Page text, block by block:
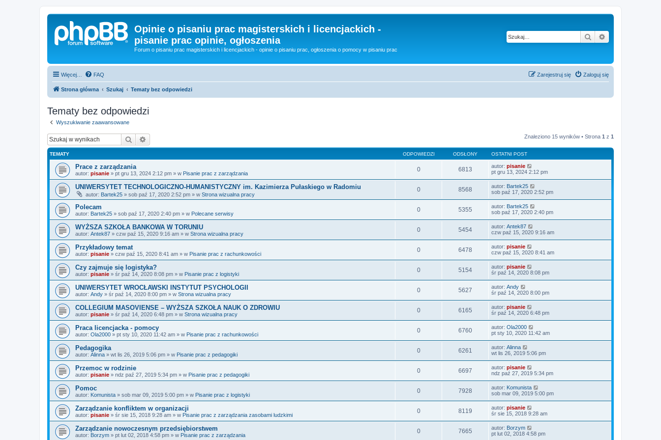
Opinie o pisaniu prac magisterskich i licencjackich -
pisanie prac opinie, ogłoszenia
Forum o pisaniu prac magisterskich i licencjackich - opinie o pisaniu prac, ogłoszenia o pomocy w pisaniu prac
Szukaj
Więcej… FAQ Zaloguj się
Zarejestruj się
Strona główna Szukaj Tematy bez odpowiedzi
Tematy bez odpowiedzi
Wyszukiwanie zaawansowane
Szukaj Znaleziono 15 wyników • Strona 1 z 1
TEMATY ODPOWIEDZI ODSŁONY OSTATNI POST
Prace z zarządzania
autor: pisanie » pt gru 13, 2024 2:12 pm » w Pisanie prac z zarządzania
0 6813 autor: pisanie
pt gru 13, 2024 2:12 pm
UNIWERSYTET TECHNOLOGICZNO-HUMANISTYCZNY im. Kazimierza Pułaskiego w Radomiu
autor: Bartek25 » sob paź 17, 2020 2:52 pm » w Strona wizualna pracy
0 8568 autor: Bartek25
sob paź 17, 2020 2:52 pm
Polecam
autor: Bartek25 » sob paź 17, 2020 2:40 pm » w Polecane serwisy
0 5355 autor: Bartek25
sob paź 17, 2020 2:40 pm
WYŻSZA SZKOŁA BANKOWA W TORUNIU
autor: Antek87 » czw paź 15, 2020 9:16 am » w Strona wizualna pracy
0 5454 autor: Antek87
czw paź 15, 2020 9:16 am
Przykładowy temat
autor: pisanie » czw paź 15, 2020 8:41 am » w Pisanie prac z rachunkowości
0 6478 autor: pisanie
czw paź 15, 2020 8:41 am
Czy zajmuje się logistyka?
autor: pisanie » śr paź 14, 2020 8:08 pm » w Pisanie prac z logistyki
0 5154 autor: pisanie
śr paź 14, 2020 8:08 pm
UNIWERSYTET WROCŁAWSKI INSTYTUT PSYCHOLOGII
autor: Andy » śr paź 14, 2020 8:00 pm » w Strona wizualna pracy
0 5627 autor: Andy
śr paź 14, 2020 8:00 pm
COLLEGIUM MASOVIENSE – WYŻSZA SZKOŁA NAUK O ZDROWIU
autor: pisanie » śr paź 14, 2020 6:48 pm » w Strona wizualna pracy
0 6165 autor: pisanie
śr paź 14, 2020 6:48 pm
Praca licencjacka - pomocy
autor: Ola2000 » pt sty 10, 2020 11:42 am » w Pisanie prac z rachunkowości
0 6760 autor: Ola2000
pt sty 10, 2020 11:42 am
Pedagogika
autor: Alinna » wt lis 26, 2019 5:06 pm » w Pisanie prac z pedagogiki
0 6261 autor: Alinna
wt lis 26, 2019 5:06 pm
Przemoc w rodzinie
autor: pisanie » ndz paź 27, 2019 5:34 pm » w Pisanie prac z pedagogiki
0 6697 autor: pisanie
ndz paź 27, 2019 5:34 pm
Pomoc
autor: Komunista » sob mar 09, 2019 5:00 pm » w Pisanie prac z logistyki
0 7928 autor: Komunista
sob mar 09, 2019 5:00 pm
Zarządzanie konfliktem w organizacji
autor: pisanie » śr sie 15, 2018 9:28 am » w Pisanie prac z zarządzania zasobami ludzkimi
0 8119 autor: pisanie
śr sie 15, 2018 9:28 am
Zarządzanie nowoczesnym przedsiębiorstwem
autor: Borzym » pt lut 02, 2018 4:58 pm » w Pisanie prac z zarządzania
0 7665 autor: Borzym
pt lut 02, 2018 4:58 pm